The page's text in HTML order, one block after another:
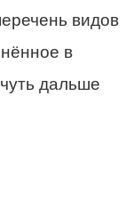
в
дальше